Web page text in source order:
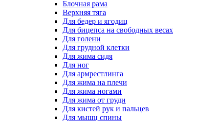
Блочная рама
Верхняя тяга
Для бедер и ягодиц
Для бицепса на свободных весах
Для голени
Для грудной клетки
Для жима сидя
Для ног
Для армрестлинга
Для жима на плечи
Для жима ногами
Для жима от груди
Для кистей рук и пальцев
Для мышц спины